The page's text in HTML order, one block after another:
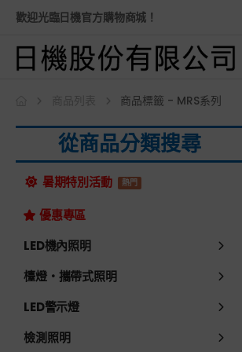
歡迎光臨日機官方購物商城！
商品標籤 - MRS系列
從商品分類搜尋
暑期特別活動 熱門
優惠專區
LED機內照明
檯燈・攜帶式照明
LED警示燈
檢測照明